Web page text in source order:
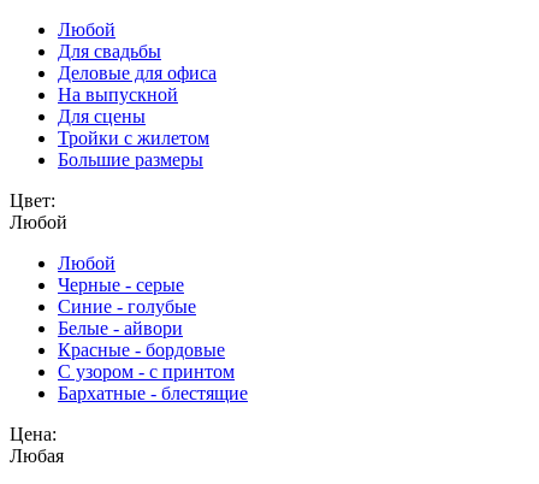
Любой
Для свадьбы
Деловые для офиса
На выпускной
Для сцены
Тройки с жилетом
Большие размеры
Цвет:
Любой
Любой
Черные - серые
Синие - голубые
Белые - айвори
Красные - бордовые
С узором - с принтом
Бархатные - блестящие
Цена:
Любая